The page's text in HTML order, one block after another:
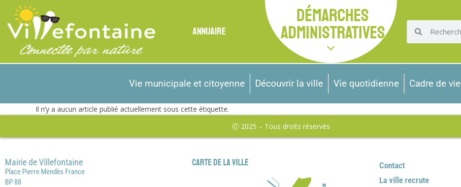
ANNUAIRE
DÉMARCHES
ADMINISTRATIVES
Vie municipale et citoyenne Découvrir la ville Vie quotidienne Cadre de vie
Il n’y a aucun article publié actuellement sous cette étiquette.
Ⓒ 2025 – Tous droits réservés
Mairie de Villefontaine
Place Pierre Mendès France
BP 88
Carte de la ville
Contact
La ville recrute